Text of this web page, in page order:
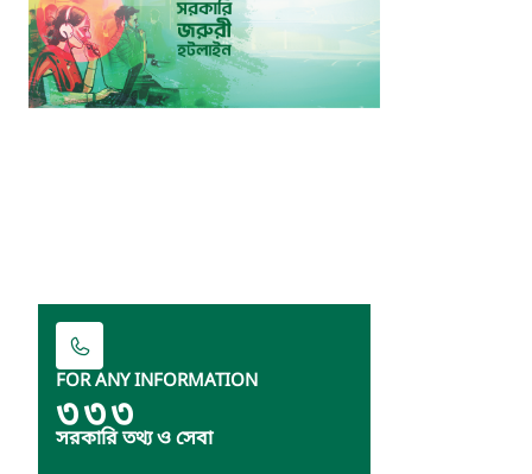
FOR ANY INFORMATION
৩৩৩
সরকারি তথ্য ও সেবা